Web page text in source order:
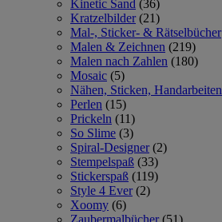
Kinetic Sand (36)
Kratzelbilder (21)
Mal-, Sticker- & Rätselbücher
Malen & Zeichnen (219)
Malen nach Zahlen (180)
Mosaic (5)
Nähen, Sticken, Handarbeiten
Perlen (15)
Prickeln (11)
So Slime (3)
Spiral-Designer (2)
Stempelspaß (33)
Stickerspaß (119)
Style 4 Ever (2)
Xoomy (6)
Zaubermalbücher (51)